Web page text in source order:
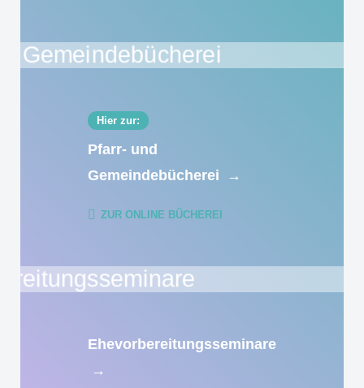
Hier zur:
Pfarr- und
Gemeindebücherei
→
ZUR ONLINE BÜCHEREI
Ehevorbereitungsseminare
→